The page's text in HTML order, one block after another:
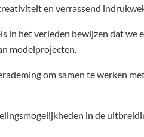
en verrassend
in het verleden bewijzen dat we
modelprojecten.
om samen te werken
in de